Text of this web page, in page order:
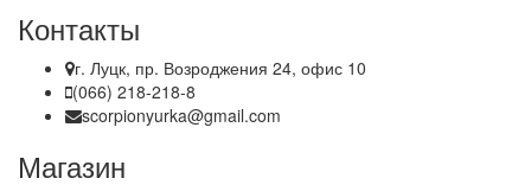
Контакты
г. Луцк, пр. Возроджения 24, офис 10
(066) 218-218-8
scorpionyurka@gmail.com
Магазин